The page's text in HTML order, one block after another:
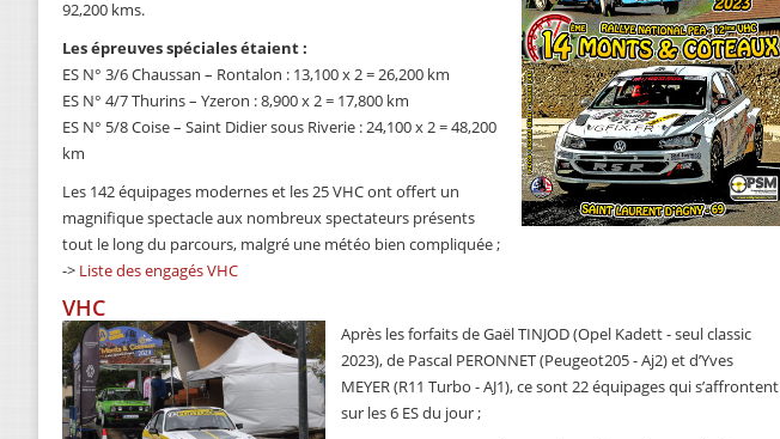
92,200 kms.
Les épreuves spéciales étaient :
ES N° 3/6 Chaussan – Rontalon : 13,100 x 2 = 26,200 km
ES N° 4/7 Thurins – Yzeron : 8,900 x 2 = 17,800 km
ES N° 5/8 Coise – Saint Didier sous Riverie : 24,100 x 2 = 48,200
km
Les 142 équipages modernes et les 25 VHC ont offert un
magnifique spectacle aux nombreux spectateurs présents
tout le long du parcours, malgré une météo bien compliquée ;
-> Liste des engagés VHC
VHC
Après les forfaits de Gaël TINJOD (Opel Kadett - seul classic
2023), de Pascal PERONNET (Peugeot205 - Aj2) et d’Yves
MEYER (R11 Turbo - AJ1), ce sont 22 équipages qui s’affrontent
sur les 6 ES du jour ;